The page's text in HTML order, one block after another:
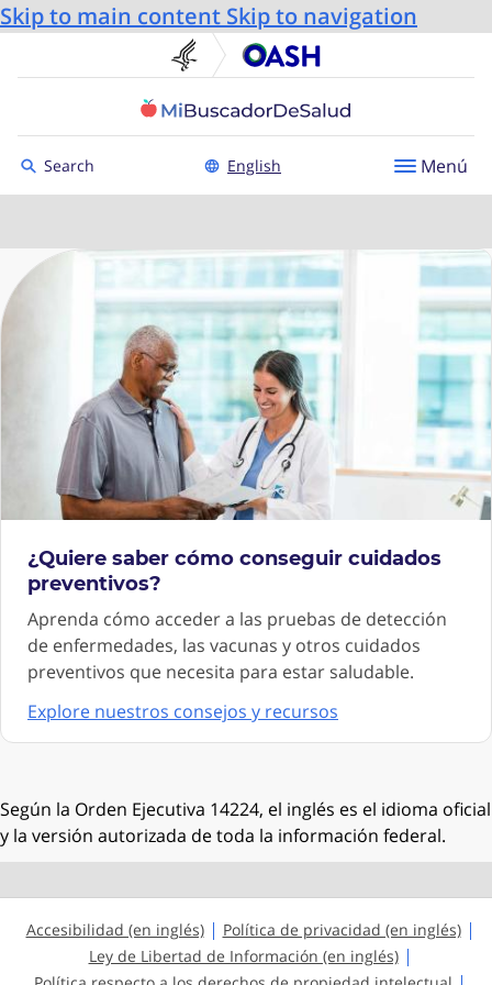
Skip to main content Skip to navigation
U.S. Department of
Toggle to
Search English Menú
¿Quiere saber cómo conseguir cuidados
preventivos?
Aprenda cómo acceder a las pruebas de detección
de enfermedades, las vacunas y otros cuidados
preventivos que necesita para estar saludable.
Explore nuestros consejos y recursos
Según la Orden Ejecutiva 14224, el inglés es el idioma oficial
y la versión autorizada de toda la información federal.
Accesibilidad (en inglés)
Política de privacidad (en inglés)
Ley de Libertad de Información (en inglés)